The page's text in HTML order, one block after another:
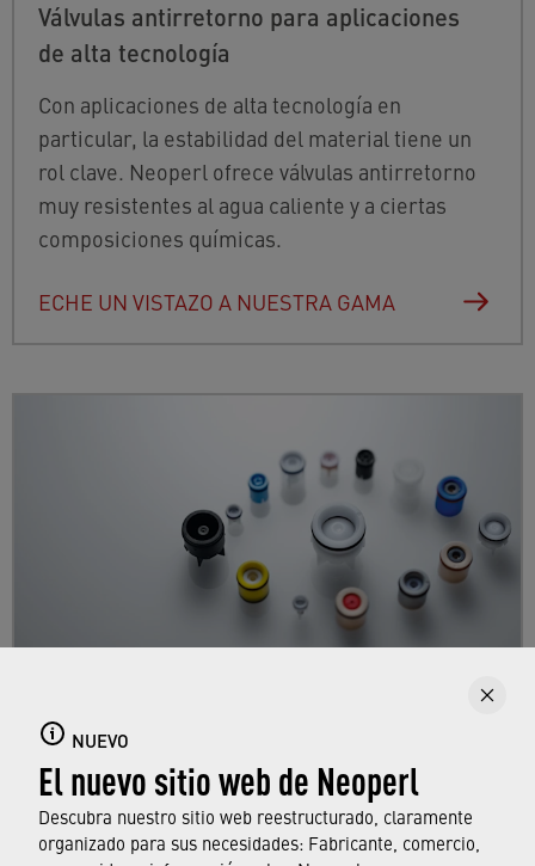
NUEVO
El nuevo sitio web de Neoperl
Descubra nuestro sitio web reestructurado, claramente
organizado para sus necesidades: Fabricante, comercio,
Válvulas antirretorno para aplicaciones
de alta tecnología
Con aplicaciones de alta tecnología en
particular, la estabilidad del material tiene un
rol clave. Neoperl ofrece válvulas antirretorno
muy resistentes al agua caliente y a ciertas
composiciones químicas.
ECHE UN VISTAZO A NUESTRA GAMA
Prevención antirretorno
Conozca la gama Neoperl de productos de
prevención contra el retorno y sus respectivas
áreas de aplicación.